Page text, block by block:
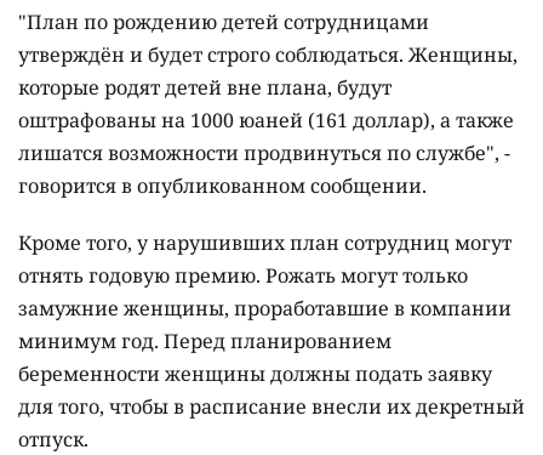
"План по рождению детей сотрудницами
утверждён и будет строго соблюдаться. Женщины,
которые родят детей вне плана, будут
оштрафованы на 1000 юаней (161 доллар), а также
лишатся возможности продвинуться по службе", -
говорится в опубликованном сообщении.
Кроме того, у нарушивших план сотрудниц могут
отнять годовую премию. Рожать могут только
замужние женщины, проработавшие в компании
минимум год. Перед планированием
беременности женщины должны подать заявку
для того, чтобы в расписание внесли их декретный
отпуск.